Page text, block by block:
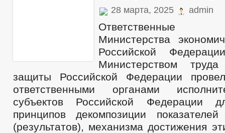
28 марта, 2025 admin
Ответственные
Министерства
Российской
Министерством
защиты Российской Федерации
ответственными органами
субъектов Российской Федерации
принципов декомпозиции
(результатов), механизма достижения